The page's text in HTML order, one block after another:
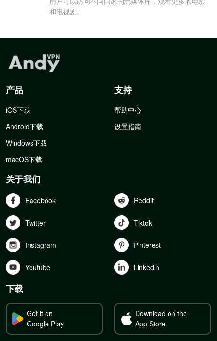
和电视剧。
产品
iOS下载
Android下载
Windows下载
macOS下载
支持
帮助中心
设置指南
关于我们
Facebook Reddit
Twitter Tiktok
Instagram Pinterest
Youtube Linkedln
下载
Get it on
Google Play
Download on the
App Store